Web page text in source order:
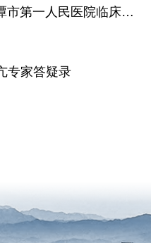
汇你我力量·点希望之光‖湘潭市第一人民医院临床试验科普活动
专家答疑录